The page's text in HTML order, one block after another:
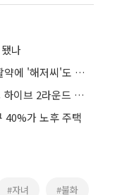
나
홈런 치고 유니폼도 팔고…김도영 맹활약에 '해저씨'도 부활했다
뉴진스 계약 5년 남았는데…민희진 vs 하이브 2라운드 본격 시작?
40%가 노후 주택
#자녀 #불화